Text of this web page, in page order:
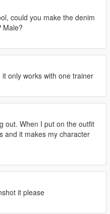
could you make the denim
Male?
only works with one trainer
out. When I put on the outfit
and it makes my character
it please